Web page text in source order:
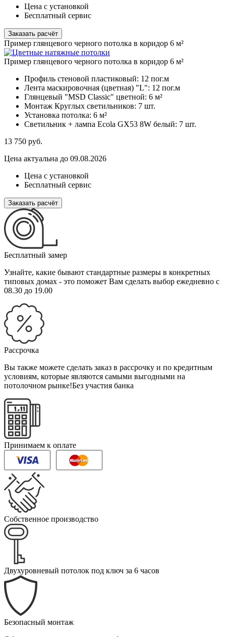
Цена с установкой
Бесплатный сервис
Заказать расчёт
Пример глянцевого черного потолка в коридор 6 м²
Пример глянцевого черного потолка в коридор 6 м²
Профиль стеновой пластиковый: 12 пог.м
Лента маскировочная (цветная) "L": 12 пог.м
Глянцевый "MSD Classic" цветной: 6 м²
Монтаж Круглых светильников: 7 шт.
Установка потолка: 6 м²
Светильник + лампа Ecola GX53 8W белый: 7 шт.
13 750 руб.
Цена актуальна до 09.08.2026
Цена с установкой
Бесплатный сервис
Заказать расчёт
Бесплатный замер
Узнайте, какие бывают стандартные размеры в конкретных
типовых домах - это поможет Вам сделать выбор ежедневно с
08.30 до 19.00
Рассрочка
Вы также можете сделать заказ в рассрочку и по кредитным
условиям, которые являются самыми выгодными на
потолочном рынке!Без участия банка
Принимаем к оплате
Собственное производство
Двухуровневый потолок под ключ за 6 часов
Безопасный монтаж